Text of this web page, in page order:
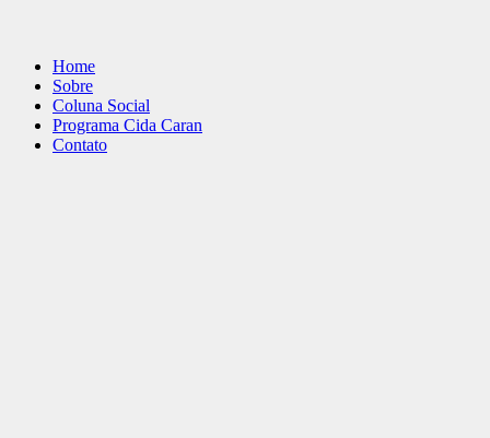
Home
Sobre
Coluna Social
Programa Cida Caran
Contato